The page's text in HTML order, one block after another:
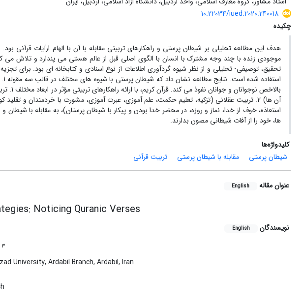
10.22034/iued.2020.240018
چکیده
هدف این مطالعه تحلیلی بر شیطان پرستی و راهکارهای تربیتی مقابله با آن با الهام ازآیات قرآنی
موجودی زنده با چند وجه مشترک با انسان با الگوی اصلی قبل از عالم هستی می ‌پندارد و تلاش می
تحقیق، توصیفی- تحلیلی و از نظر شیوه گردآوری اطلاعات از نوع اسنادی و کتابخانه ای بود. برای
بالاخص
استعاذه، خوف از خدا، نماز و روزه، در محضر خدا بودن و پیکار با شیطان پرستان)، به مقابله با
ها، خود را از آفات شیطانی مصون بدارند.
کلیدواژه‌ها
شیطان پرستی
مقابله با شیطان پرستی تربیت قرآنی
عنوان مقاله English
Noticing Quranic Verses
نویسندگان English
3
University, Ardabil Branch, Ardabil, Iran